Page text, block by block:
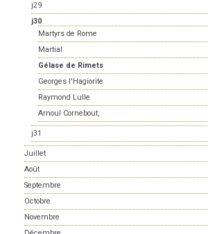
j29
j30
Martyrs de Rome
Martial
Gélase de Rimets
Georges l'Hagiorite
Raymond Lulle
Arnoul Cornebout,
j31
Juillet
Août
Septembre
Octobre
Novembre